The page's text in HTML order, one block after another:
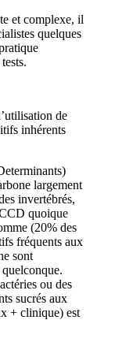
et complexe, il
quelques
de
inhérents
largement
invertébrés,
quoique
(20% des
fréquents aux
sont
ou des
sucrés aux
+ clinique) est